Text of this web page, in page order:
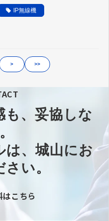
IP無線機
> >>
も、妥協しな
は、城山にお
い。​
こちら